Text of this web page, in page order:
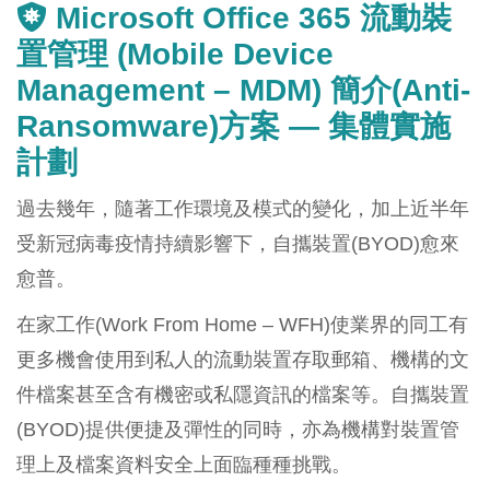
Microsoft Office 365 流動裝
置管理 (Mobile Device
Management – MDM) 簡介(Anti-
Ransomware)方案 — 集體實施
計劃
過去幾年，隨著工作環境及模式的變化，加上近半年
受新冠病毒疫情持續影響下，自攜裝置(BYOD)愈來
愈普。
在家工作(Work From Home – WFH)使業界的同工有
更多機會使用到私人的流動裝置存取郵箱、機構的文
件檔案甚至含有機密或私隱資訊的檔案等。自攜裝置
(BYOD)提供便捷及彈性的同時，亦為機構對裝置管
理上及檔案資料安全上面臨種種挑戰。